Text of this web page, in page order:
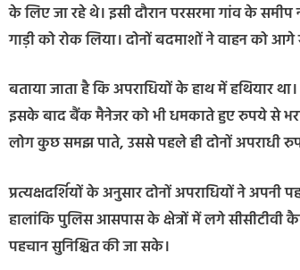
के लिए जा रहे थे। इसी दौरान परसरमा गांव के
गाड़ी को रोक लिया। दोनों बदमाशों ने वाहन को
बताया जाता है कि अपराधियों के हाथ में हथियार
इसके बाद बैंक मैनेजर को भी धमकाते हुए रुपये से भरा
लोग कुछ समझ पाते, उससे पहले ही दोनों अपराधी
प्रत्यक्षदर्शियों के अनुसार दोनों अपराधियों ने
हालांकि पुलिस आसपास के क्षेत्रों में लगे सीसीटीवी
पहचान सुनिश्चित की जा सके।